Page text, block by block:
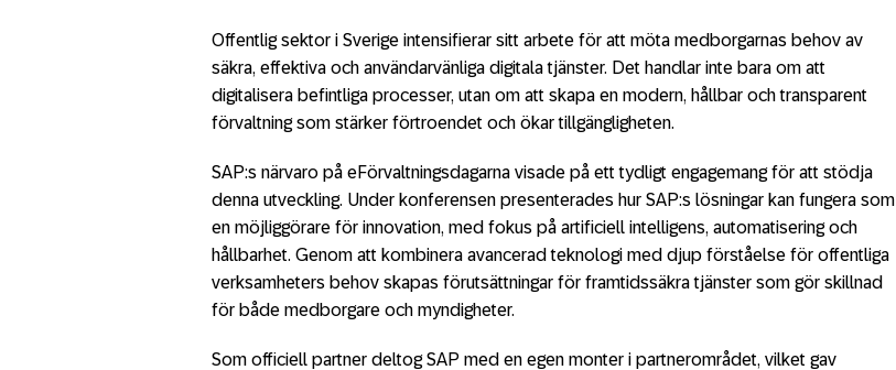
Offentlig sektor i Sverige intensifierar sitt arbete för att möta medborgarnas behov av
säkra, effektiva och användarvänliga digitala tjänster. Det handlar inte bara om att
digitalisera befintliga processer, utan om att skapa en modern, hållbar och transparent
förvaltning som stärker förtroendet och ökar tillgängligheten.
SAP:s närvaro på eFörvaltningsdagarna visade på ett tydligt engagemang för att stödja
denna utveckling. Under konferensen presenterades hur SAP:s lösningar kan fungera som
en möjliggörare för innovation, med fokus på artificiell intelligens, automatisering och
hållbarhet. Genom att kombinera avancerad teknologi med djup förståelse för offentliga
verksamheters behov skapas förutsättningar för framtidssäkra tjänster som gör skillnad
för både medborgare och myndigheter.
Som officiell partner deltog SAP med en egen monter i partnerområdet, vilket gav